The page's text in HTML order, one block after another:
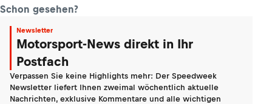
Schon gesehen?
Newsletter
Motorsport-News direkt in Ihr
Postfach
Verpassen Sie keine Highlights mehr: Der Speedweek
Newsletter liefert Ihnen zweimal wöchentlich aktuelle
Nachrichten, exklusive Kommentare und alle wichtigen